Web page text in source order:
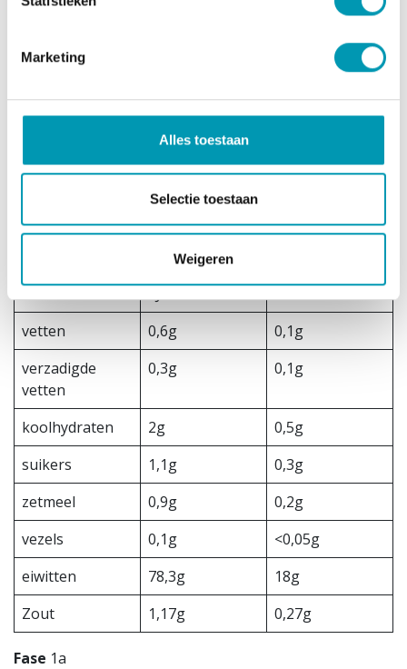
Marketing
Alles toestaan
Selectie toestaan
Weigeren
Allergenen
Bevat melk en soja.
Kan sporen van ei bevatten.
Het product is palmolie- en glutenvrij.
Voedingswaarde
e
327 Kcal / 1388
vetten 0,6g
0,1g
verzadigde
vetten
0,3g 0,1g
koolhydraten 2g
0,5g
suikers
1,1g
0,3g
zetmeel
0,9g
0,2g
vezels
0,1g
<0,05g
eiwitten
78,3g
18g
Zout
1,17g 0,27g
Fase 1a